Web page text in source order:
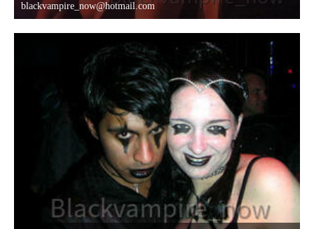
blackvampire_now@hotmail.com
8. Oktober 2015 um 03:42